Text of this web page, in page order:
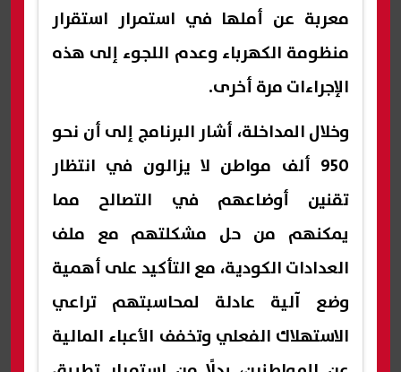
معربة عن أملها في استمرار استقرار
منظومة الكهرباء وعدم اللجوء إلى هذه
الإجراءات مرة أخرى.
وخلال المداخلة، أشار البرنامج إلى أن نحو
950 ألف مواطن لا يزالون في انتظار
تقنين أوضاعهم في التصالح مما
يمكنهم من حل مشكلتهم مع ملف
العدادات الكودية، مع التأكيد على أهمية
وضع آلية عادلة لمحاسبتهم تراعي
الاستهلاك الفعلي وتخفف الأعباء المالية